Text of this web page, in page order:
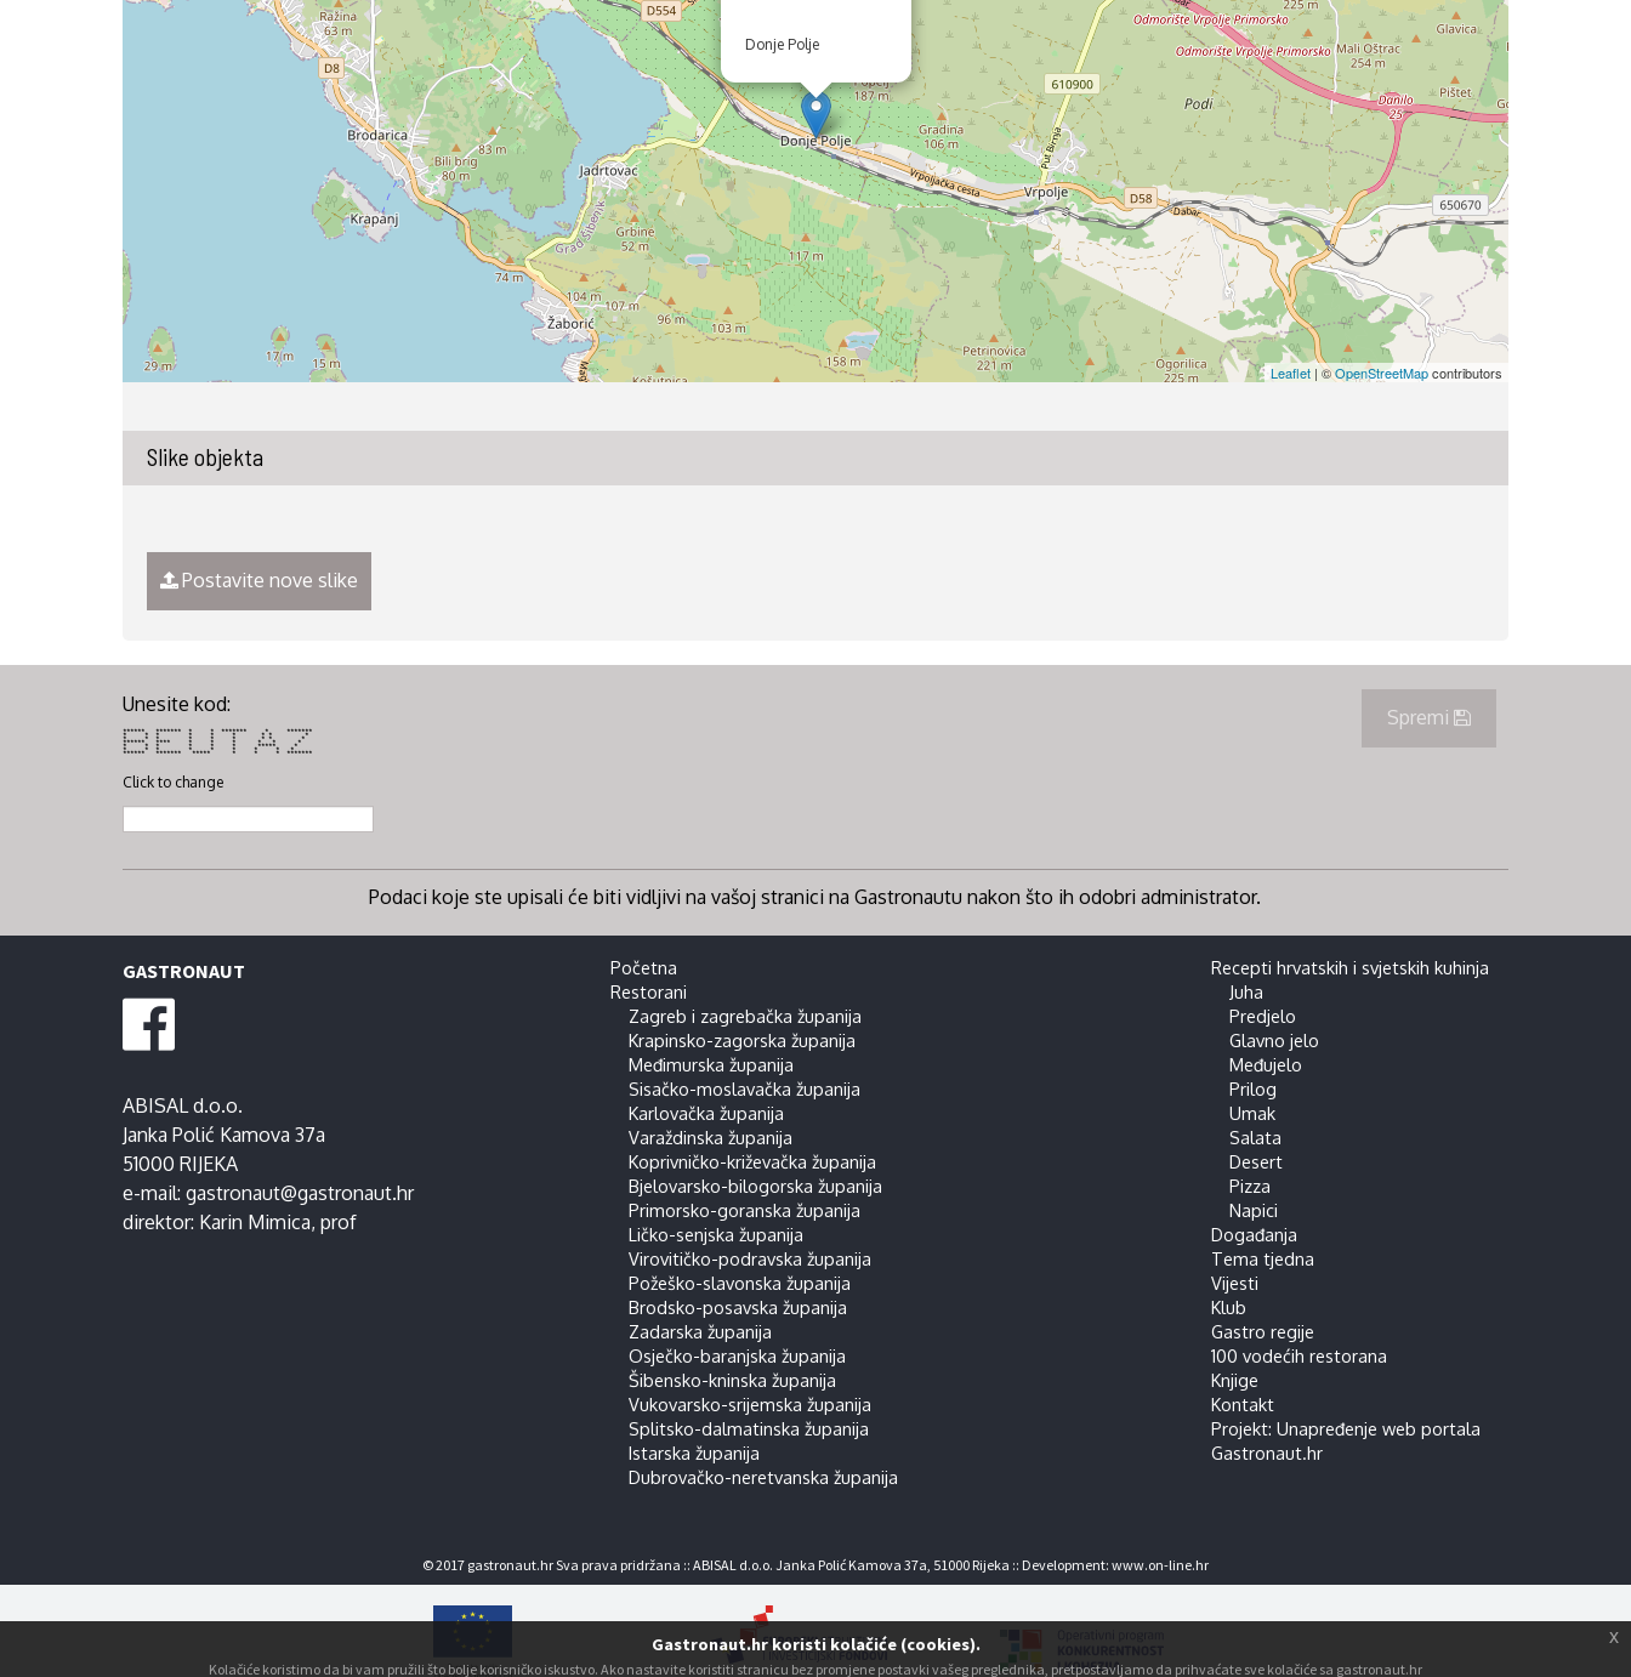
Donje Polje
Leaflet | ©OpenStreetMapcontributors
Slike objekta
Postavite nove slike
Spremi
Unesite kod:
****** ******* * * ******* * *******
* * * * * * * * *
* * * * * * * * *
****** **** * * * * * *
* * * * * * ***** *
* * * * * * * * *
****** ******* ***** * * * *******
Click to change
Podaci koje ste upisali će biti vidljivi na vašoj stranici na Gastronautu nakon što ih odobri administrator.
GASTRONAUT
ABISAL d.o.o.
Janka Polić Kamova 37a
51000 RIJEKA
e-mail: gastronaut@gastronaut.hr
direktor: Karin Mimica, prof
Početna
Restorani
Zagreb i zagrebačka županija
Krapinsko-zagorska županija
Međimurska županija
Sisačko-moslavačka županija
Karlovačka županija
Varaždinska županija
Koprivničko-križevačka županija
Bjelovarsko-bilogorska županija
Primorsko-goranska županija
Ličko-senjska županija
Virovitičko-podravska županija
Požeško-slavonska županija
Brodsko-posavska županija
Zadarska županija
Osječko-baranjska županija
Šibensko-kninska županija
Vukovarsko-srijemska županija
Splitsko-dalmatinska županija
Istarska županija
Dubrovačko-neretvanska županija
Recepti hrvatskih i svjetskih kuhinja
Juha
Predjelo
Glavno jelo
Međujelo
Prilog
Umak
Salata
Desert
Pizza
Napici
Događanja
Tema tjedna
Vijesti
Klub
Gastro regije
100 vodećih restorana
Knjige
Kontakt
Projekt: Unapređenje web portala
Gastronaut.hr
© 2017 gastronaut.hr Sva prava pridržana :: ABISAL d.o.o. Janka Polić Kamova 37a, 51000 Rijeka :: Development: www.on-line.hr
Gastronaut.hr koristi kolačiće (cookies).
Kolačiće koristimo da bi vam pružili što bolje korisničko iskustvo. Ako nastavite koristiti stranicu bez promjene postavki vašeg preglednika, pretpostavljamo da prihvaćate sve kolačiće sa gastronaut.hr
x